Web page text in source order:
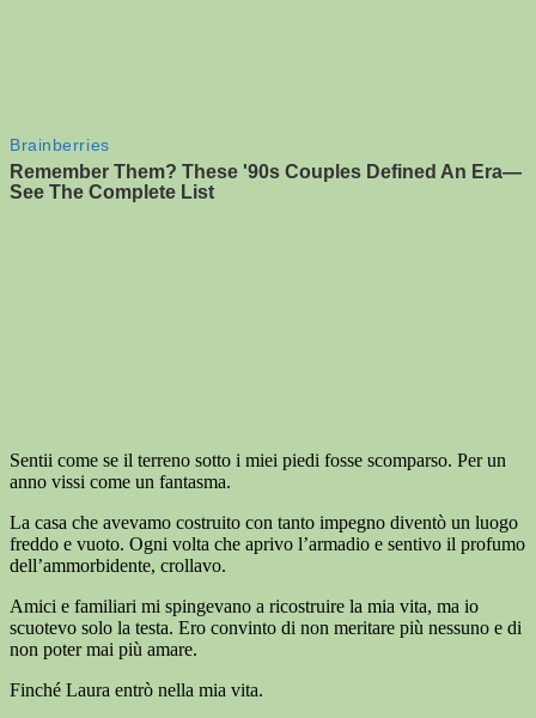
Sentii come se il terreno sotto i miei piedi fosse scomparso. Per un
anno vissi come un fantasma.
La casa che avevamo costruito con tanto impegno diventò un luogo
freddo e vuoto. Ogni volta che aprivo l’armadio e sentivo il profumo
dell’ammorbidente, crollavo.
Amici e familiari mi spingevano a ricostruire la mia vita, ma io
scuotevo solo la testa. Ero convinto di non meritare più nessuno e di
non poter mai più amare.
Finché Laura entrò nella mia vita.